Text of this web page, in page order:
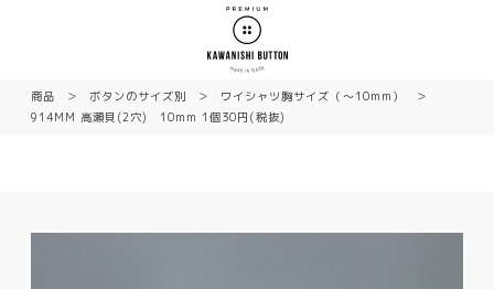
商品 ボタンのサイズ別
ワイシャツ胸サイズ（〜10mm）
914MM 高瀬貝(2穴) 10mm 1個30円(税抜)